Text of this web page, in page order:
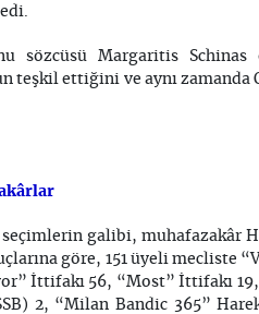
sözcüsü Margaritis
teşkil ettiğini ve aynı zamanda
seçimlerin galibi, muhafazakâr
göre, 151 üyeli mecliste
İttifakı 56, “Most” İttifakı
2, “Milan Bandic 365”